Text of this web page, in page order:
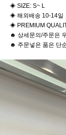
◈ SIZE: S~ L
◈ 해외배송 10-14일
◈ PREMIUM
☻ 상세문의/주문은
☻ 주문넣은 품은 단